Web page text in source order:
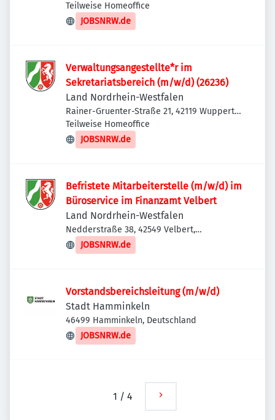
Deutschland
Teilweise Homeoffice
JOBSNRW.de
Verwaltungsangestellte*r im
Sekretariatsbereich (m/w/d) (26236)
Land Nordrhein-Westfalen
Rainer-Gruenter-Straße 21, 42119 Wuppertal,
Deutschland
Teilweise Homeoffice
JOBSNRW.de
Befristete Mitarbeiterstelle (m/w/d) im
Büroservice im Finanzamt Velbert
Land Nordrhein-Westfalen
Nedderstraße 38, 42549 Velbert,
Deutschland
JOBSNRW.de
Vorstandsbereichsleitung (m/w/d)
Stadt Hamminkeln
46499 Hamminkeln, Deutschland
JOBSNRW.de
1 / 4